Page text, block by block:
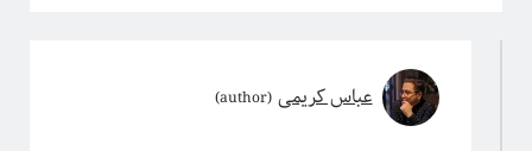
عباس کریمی